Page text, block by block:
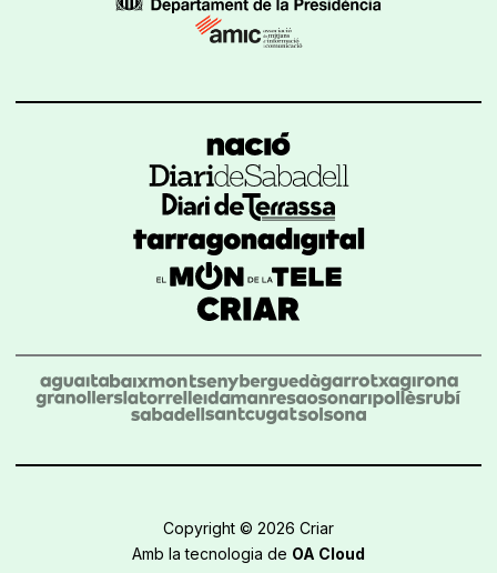
Copyright © 2026 Criar
Amb la tecnologia de OA Cloud